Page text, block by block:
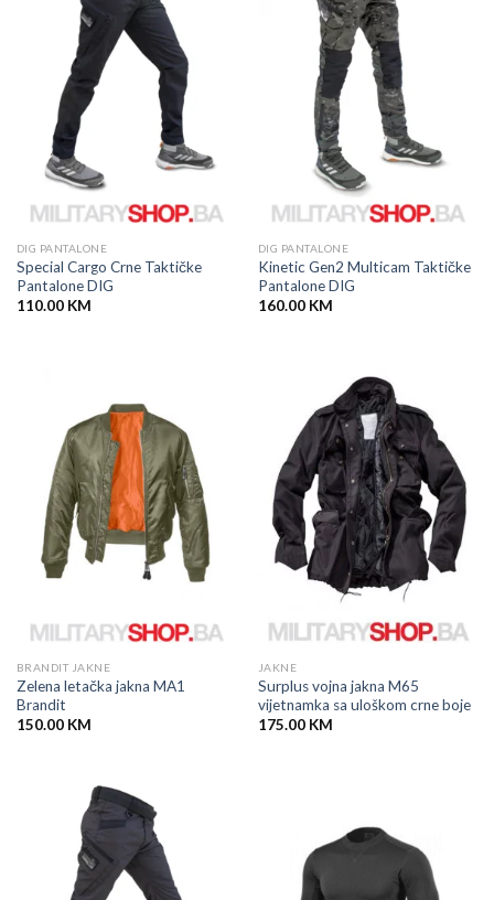
DIG PANTALONE
Special Cargo Crne Taktičke
Pantalone DIG
110.00 KM
DIG PANTALONE
Kinetic Gen2 Multicam Taktičke
Pantalone DIG
160.00 KM
BRANDIT JAKNE
Zelena letačka jakna MA1
Brandit
150.00 KM
JAKNE
Surplus vojna jakna M65
vijetnamka sa uloškom crne boje
175.00 KM